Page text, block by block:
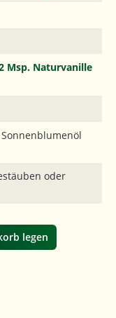
Msp. Naturvanille
oder
legen